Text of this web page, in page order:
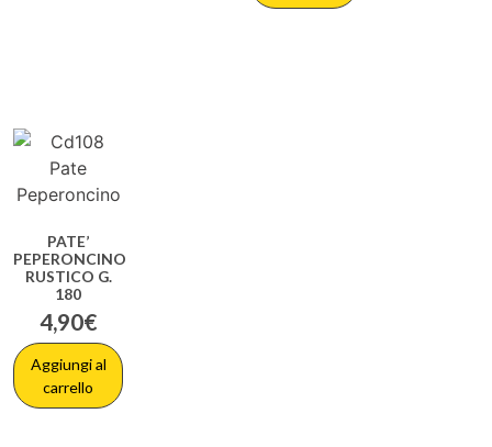
PATE’
PEPERONCINO
RUSTICO G.
180
4,90€
Aggiungi al
carrello